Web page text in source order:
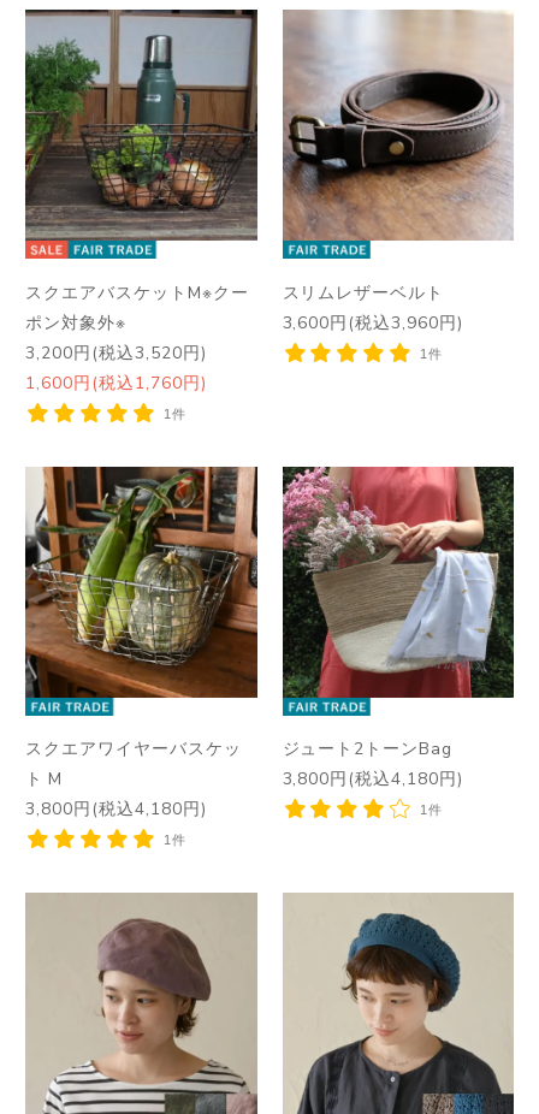
スクエアバスケットM※クー
ポン対象外※
3,200円(税込3,520円)
1,600円(税込1,760円)
1件
スリムレザーベルト
3,600円(税込3,960円)
1件
スクエアワイヤーバスケッ
ト M
3,800円(税込4,180円)
1件
ジュート2トーンBag
3,800円(税込4,180円)
1件